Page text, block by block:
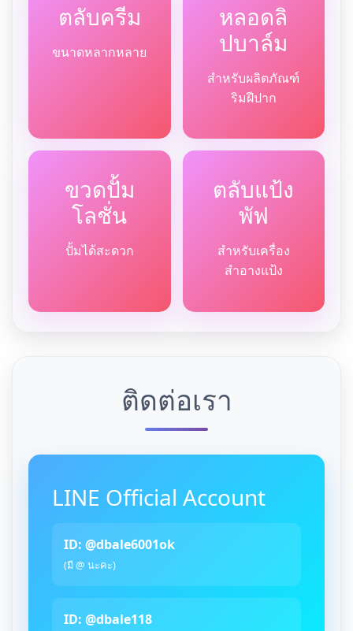
ตลับครีม
ขนาดหลากหลาย
หลอดลิ
ปบาล์ม
สำหรับผลิตภัณฑ์
ริมฝีปาก
ขวดปั้ม
โลชั่น
ปั้มได้สะดวก
ตลับแป้ง
พัฟ
สำหรับเครื่อง
สำอางแป้ง
ติดต่อเรา
LINE Official Account
ID: @dbale6001ok
(มี @ นะคะ)
ID: @dbale118